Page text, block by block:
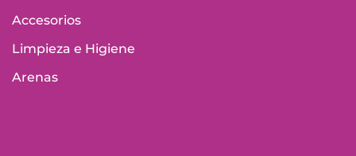
Accesorios
Limpieza e Higiene
Arenas